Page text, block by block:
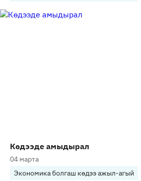
Көдээде амыдырал
04 марта
Экономика болгаш көдээ ажыл-агый